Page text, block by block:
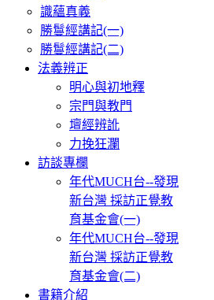
識蘊真義
勝鬘經講記(一)
勝鬘經講記(二)
法義辨正
明心與初地釋
宗門與教門
壇經辨訛
力挽狂瀾
訪談專欄
年代MUCH台--發現
新台灣 採訪正覺教
育基金會(一)
年代MUCH台--發現
新台灣 採訪正覺教
育基金會(二)
書籍介紹